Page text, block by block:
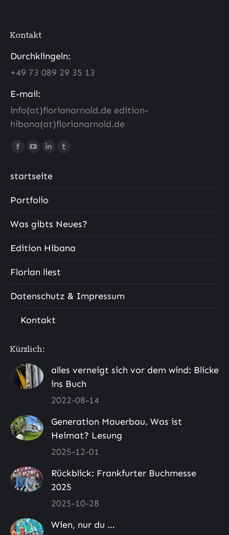
Kontakt
Durchklingeln:
+49 73 089 29 35 13
E-mail:
info(at)florianarnold.de edition-
hibana(at)florianarnold.de
Finde uns auf:
Facebook
wird
einem
neuen
Fenster
geöffnet
YouTube
wird
einem
neuen
Fenster
geöffnet
LinkedIn
wird
neuen
geöffnet
Tumblr
neuen
geöffnet
startseite
Portfolio
Was gibts Neues?
Edition Hibana
Florian liest
Datenschutz & Impressum
Kontakt
Kürzlich:
alles verneigt sich vor dem wind: Blicke
ins Buch
2022-08-14
Generation Mauerbau. Was ist
Heimat? Lesung
2025-12-01
Rückblick: Frankfurter Buchmesse
2025
2025-10-28
Wien, nur du …